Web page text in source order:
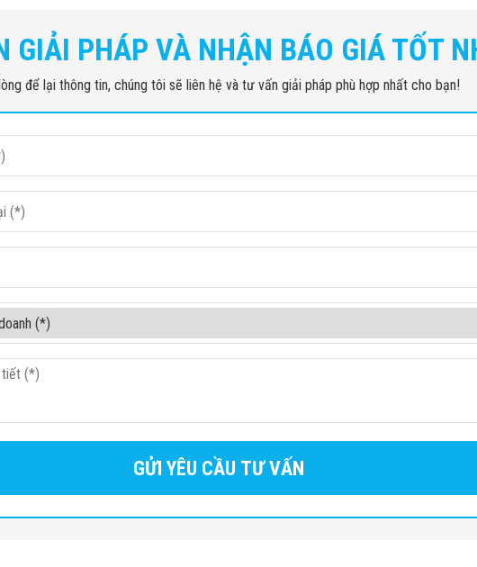
GIẢI PHÁP VÀ NHẬN BÁO GIÁ TỐT
để lại thông tin, chúng tôi sẽ liên hệ và tư vấn giải pháp phù hợp nhất cho bạn!